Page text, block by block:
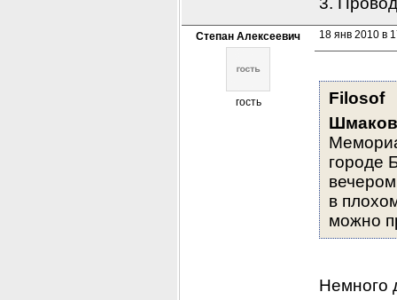
Степан Алексеевич
гость
18 янв 2010 в
Filosof
городе
в
можно
Немного